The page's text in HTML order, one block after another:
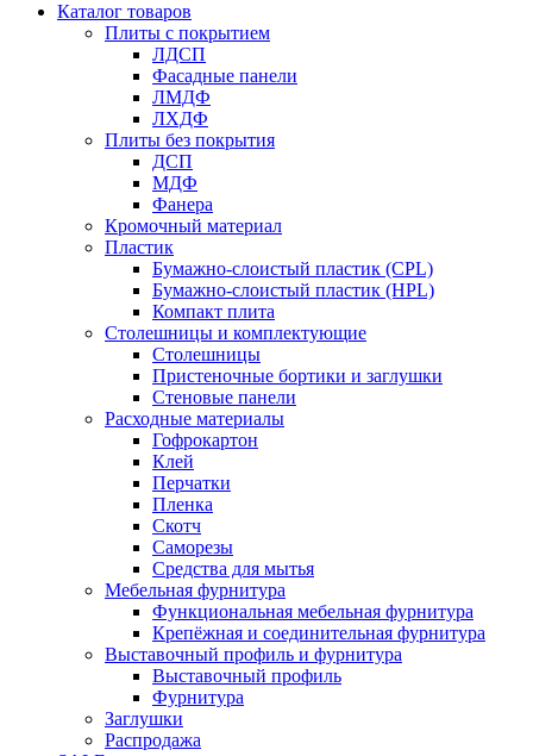
Каталог товаров
Плиты с покрытием
ЛДСП
Фасадные панели
ЛМДФ
ЛХДФ
Плиты без покрытия
ДСП
МДФ
Фанера
Кромочный материал
Пластик
Бумажно-слоистый пластик (CPL)
Бумажно-слоистый пластик (HPL)
Компакт плита
Столешницы и комплектующие
Столешницы
Пристеночные бортики и заглушки
Стеновые панели
Расходные материалы
Гофрокартон
Клей
Перчатки
Пленка
Скотч
Саморезы
Средства для мытья
Мебельная фурнитура
Функциональная мебельная фурнитура
Крепёжная и соединительная фурнитура
Выставочный профиль и фурнитура
Выставочный профиль
Фурнитура
Заглушки
Распродажа